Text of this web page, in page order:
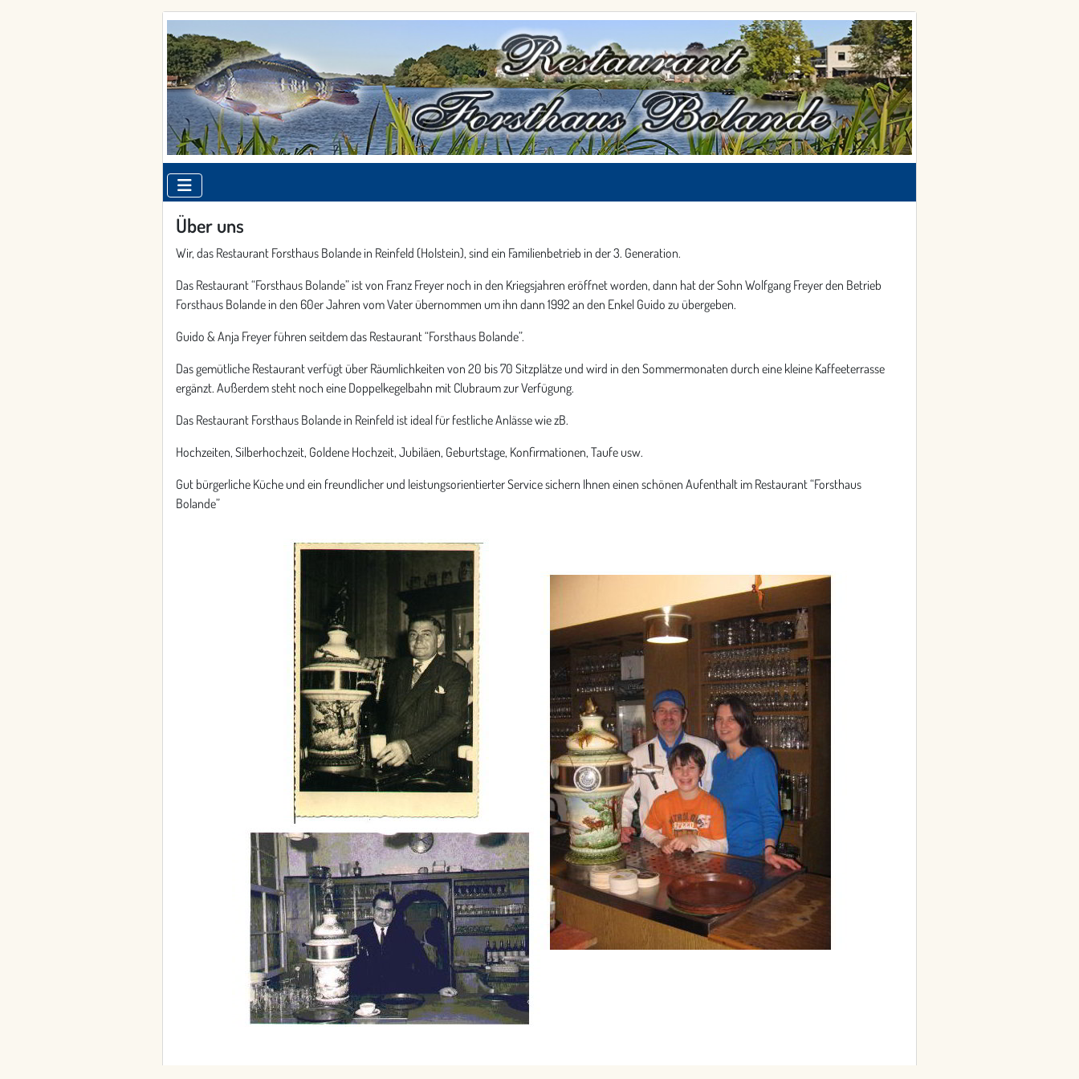
Über uns
Wir, das Restaurant Forsthaus Bolande in Reinfeld (Holstein), sind ein Familienbetrieb in der 3. Generation.
Das Restaurant “Forsthaus Bolande” ist von Franz Freyer noch in den Kriegsjahren eröffnet worden, dann hat der Sohn Wolfgang Freyer den Betrieb
Forsthaus Bolande in den 60er Jahren vom Vater übernommen um ihn dann 1992 an den Enkel Guido zu übergeben.
Guido & Anja Freyer führen seitdem das Restaurant “Forsthaus Bolande”.
Das gemütliche Restaurant verfügt über Räumlichkeiten von 20 bis 70 Sitzplätze und wird in den Sommermonaten durch eine kleine Kaffeeterrasse
ergänzt. Außerdem steht noch eine Doppelkegelbahn mit Clubraum zur Verfügung.
Das Restaurant Forsthaus Bolande in Reinfeld ist ideal für festliche Anlässe wie zB.
Hochzeiten, Silberhochzeit, Goldene Hochzeit, Jubiläen, Geburtstage, Konfirmationen, Taufe usw.
Gut bürgerliche Küche und ein freundlicher und leistungsorientierter Service sichern Ihnen einen schönen Aufenthalt im Restaurant “Forsthaus
Bolande”